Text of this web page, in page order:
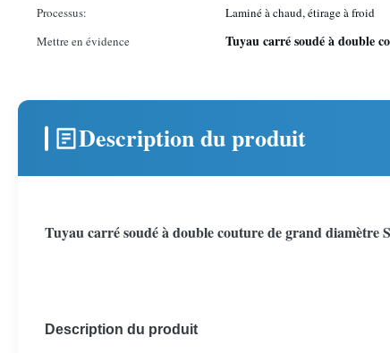
Processus:
Laminé à chaud, étirage à froid
Mettre en évidence
Tuyau carré soudé à double
Description du produit
Tuyau carré soudé à double couture de grand diamètre
Description du produit